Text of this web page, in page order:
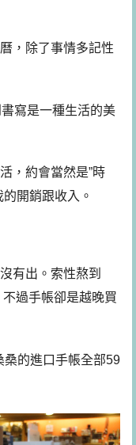
，除了事情多記性
寫是一種生活的美
，約會當然是”時
開銷跟收入。
有出。索性熬到
過手帳卻是越晚買
桑的進口手帳全部59